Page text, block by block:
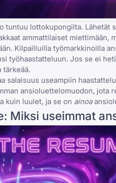
lottokupongilta. Lähetät
ammattilaiset
Kilpailluilla työmarkkinoilla
työhaastatteluun. Jos se ei
tärkeää.
salaisuus useampiin
ansioluettelomuodon, jota
kuin luulet, ja se on ainoa
Miksi useimmat